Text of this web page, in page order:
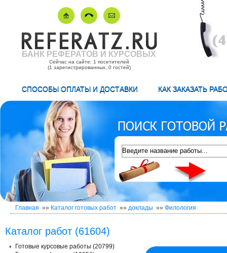
БАНК РЕФЕРАТОВ И КУРСОВЫХ
Сейчас на сайте: 1 посетителей
(1 зарегистрированных, 0 гостей)
СПОСОБЫ ОПЛАТЫ И ДОСТАВКИ КАК ЗАКАЗАТЬ
Главная »» Каталог готовых работ »» доклады »» Филология
Каталог работ (61604)
Готовые курсовые работы (20799)